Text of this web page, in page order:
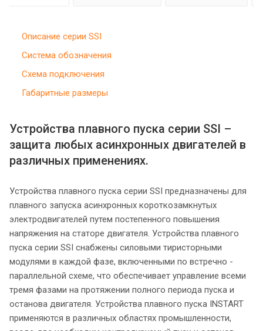
Описание серии SSI
Система обозначения
Схема подключения
Габаритные размеры
Устройства плавного пуска серии SSI –
защита любых асинхронных двигателей в
различных применениях.
Устройства плавного пуска серии SSI предназначены для
плавного запуска асинхронных короткозамкнутых
электродвигателей путем постепенного повышения
напряжения на статоре двигателя. Устройства плавного
пуска серии SSI снабжены силовыми тиристорными
модулями в каждой фазе, включенными по встречно -
параллельной схеме, что обеспечивает управление всеми
тремя фазами на протяжении полного периода пуска и
останова двигателя. Устройства плавного пуска INSTART
применяются в различных областях промышленности,